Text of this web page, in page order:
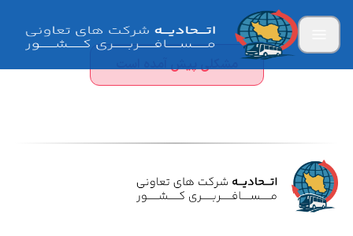
مشکلی پیش آمده است